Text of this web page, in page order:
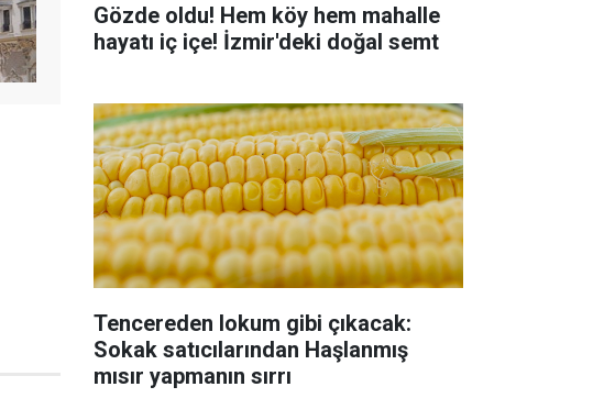
Gözde oldu! Hem köy hem mahalle
hayatı iç içe! İzmir'deki doğal semt
Tencereden lokum gibi çıkacak:
Sokak satıcılarından Haşlanmış
mısır yapmanın sırrı